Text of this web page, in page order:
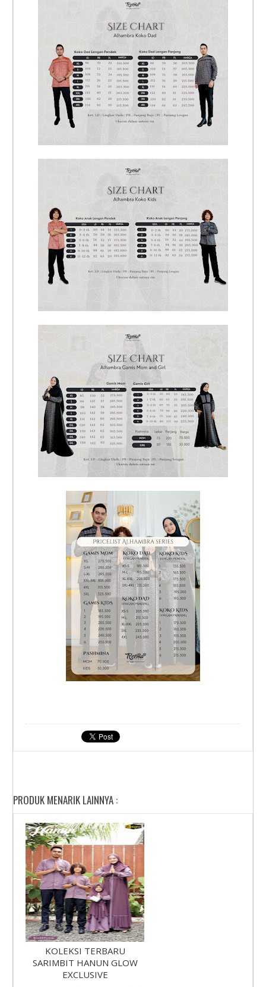
PRODUK MENARIK LAINNYA :
KOLEKSI TERBARU
SARIMBIT HANUN GLOW
EXCLUSIVE